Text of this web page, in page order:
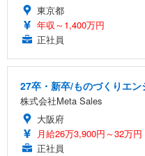
東京都
年収～1,400万円
正社員
27卒・新卒/ものづくりエ
株式会社Meta Sales
大阪府
月給26万3,900円～32万円
正社員